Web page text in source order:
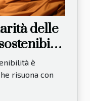
delle
è
risuona con